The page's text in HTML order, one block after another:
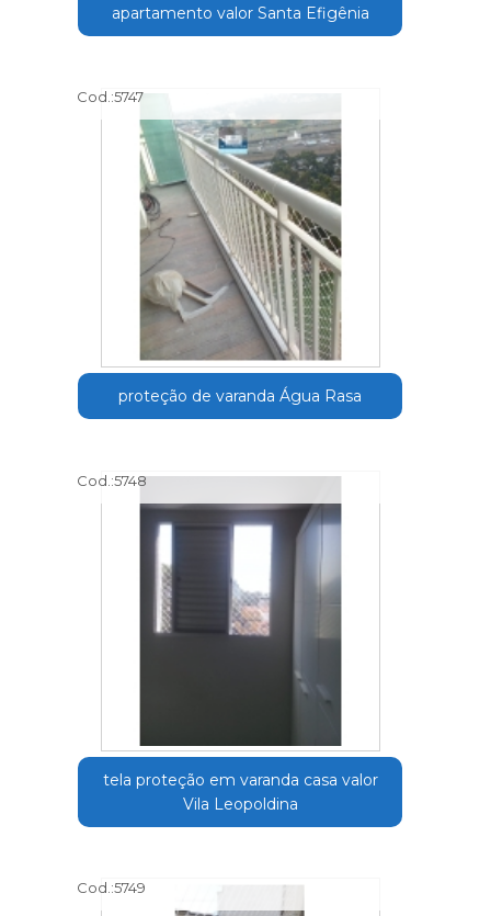
apartamento valor Santa Efigênia
Cod.:5747
proteção de varanda Água Rasa
Cod.:5748
tela proteção em varanda casa valor
Vila Leopoldina
Cod.:5749